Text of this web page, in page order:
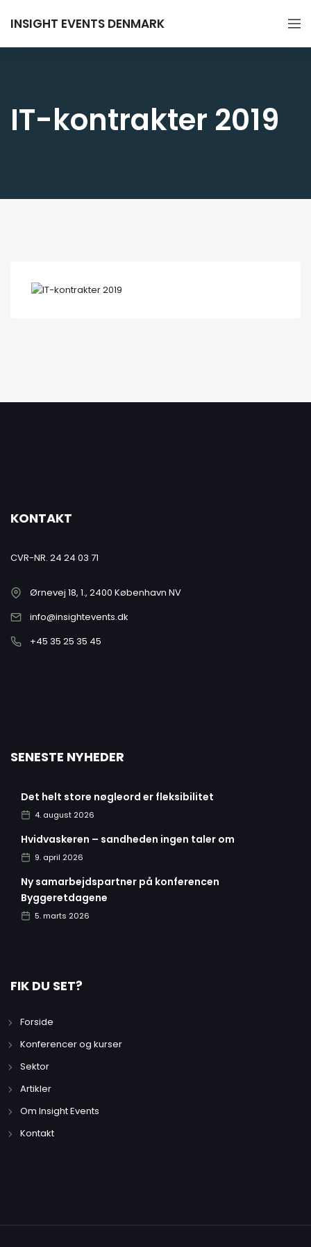
INSIGHT EVENTS DENMARK
IT-kontrakter 2019
KONTAKT
CVR-NR. 24 24 03 71
Ørnevej 18, 1., 2400 København NV
info@insightevents.dk
+45 35 25 35 45
SENESTE NYHEDER
Det helt store nøgleord er fleksibilitet
4. august 2026
Hvidvaskeren – sandheden ingen taler om
9. april 2026
Ny samarbejdspartner på konferencen
Byggeretdagene
5. marts 2026
FIK DU SET?
Forside
Konferencer og kurser
Sektor
Artikler
Om Insight Events
Kontakt